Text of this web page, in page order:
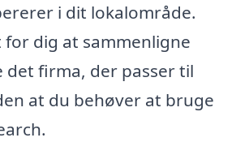
i dit lokalområde.
dig at sammenligne
det firma, der passer til
at du behøver at bruge